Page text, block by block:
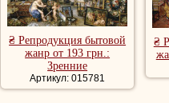
₴ Репродукция бытовой
жанр от 193 грн.:
Зренние
Артикул: 015781
₴